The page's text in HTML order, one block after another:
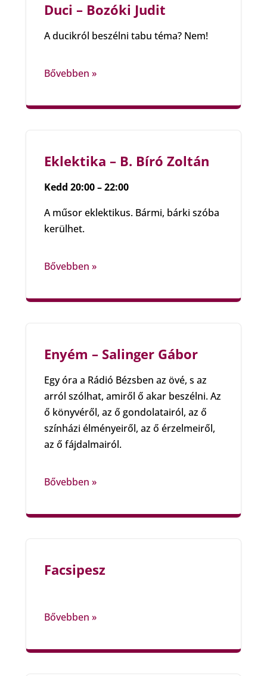
Duci – Bozóki Judit
A ducikról beszélni tabu téma? Nem!
Bővebben »
Eklektika – B. Bíró Zoltán
Kedd 20:00 – 22:00
A műsor eklektikus. Bármi, bárki szóba
kerülhet.
Bővebben »
Enyém – Salinger Gábor
Egy óra a Rádió Bézsben az övé, s az
arról szólhat, amiről ő akar beszélni. Az
ő könyvéről, az ő gondolatairól, az ő
színházi élményeiről, az ő érzelmeiről,
az ő fájdalmairól.
Bővebben »
Facsipesz
Bővebben »